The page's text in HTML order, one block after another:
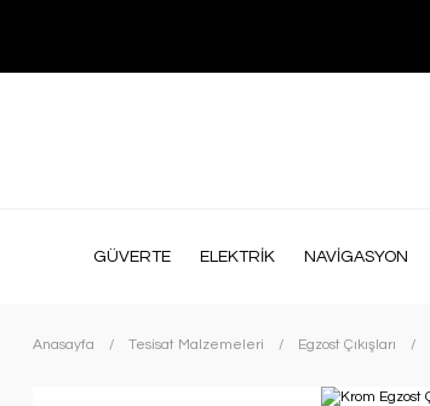
GÜVERTE ELEKTRİK NAVİGASYON
Anasayfa Tesisat Malzemeleri Egzost Çıkışları